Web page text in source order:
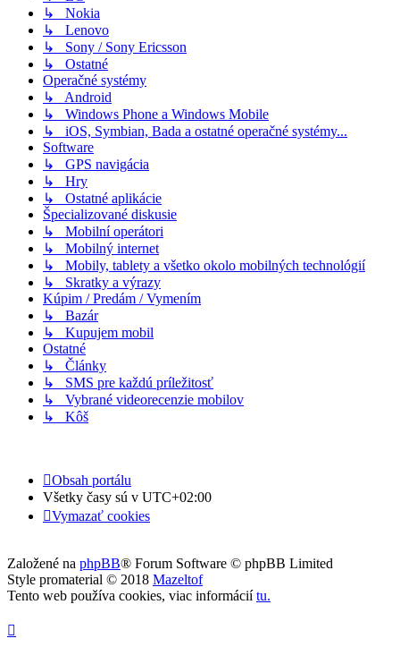
↳ Nokia
↳ Lenovo
↳ Sony / Sony Ericsson
↳ Ostatné
Operačné systémy
↳ Android
↳ Windows Phone a Windows Mobile
↳ iOS, Symbian, Bada a ostatné operačné systémy...
Software
↳ GPS navigácia
↳ Hry
↳ Ostatné aplikácie
Špecializované diskusie
↳ Mobilní operátori
↳ Mobilný internet
↳ Mobily, tablety a všetko okolo mobilných technológií
↳ Skratky a výrazy
Kúpim / Predám / Vymením
↳ Bazár
↳ Kupujem mobil
Ostatné
↳ Články
↳ SMS pre každú príležitosť
↳ Vybrané videorecenzie mobilov
↳ Kôš
Obsah portálu
Všetky časy sú v UTC+02:00
Vymazať cookies
Založené na phpBB® Forum Software © phpBB Limited
Style promaterial © 2018 Mazeltof
Tento web používa cookies, viac informáciítu.